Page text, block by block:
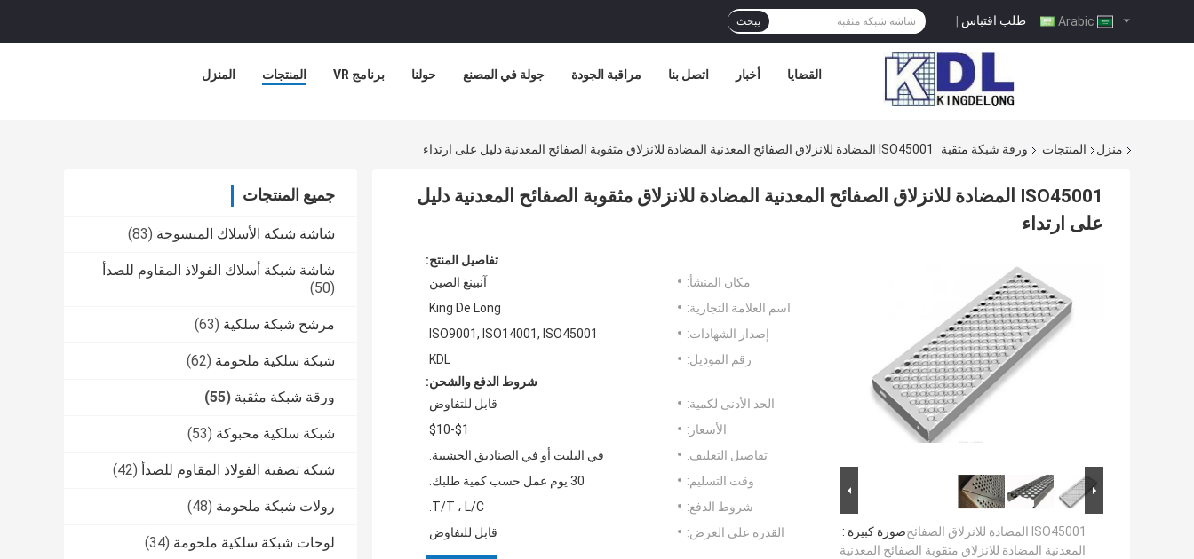
طلب اقتباس | يبحث
المنزل المنتجات برنامج VR حولنا جولة في المصنع مراقبة الجودة اتصل بنا أخبار القضايا
منزل المنتجات ورقة شبكة مثقبة ISO45001 المضادة للانزلاق الصفائح المعدنية المضادة للانزلاق مثقوبة الصفائح المعدنية دليل على ارتداء
جميع المنتجات
شاشة شبكة الأسلاك المنسوجة (83)
شاشة شبكة أسلاك الفولاذ المقاوم للصدأ
(50)
مرشح شبكة سلكية (63)
شبكة سلكية ملحومة (62)
ورقة شبكة مثقبة (55)
شبكة سلكية محبوكة (53)
شبكة تصفية الفولاذ المقاوم للصدأ (42)
رولات شبكة ملحومة (48)
لوحات شبكة سلكية ملحومة (34)
ISO45001 المضادة للانزلاق الصفائح المعدنية المضادة للانزلاق مثقوبة الصفائح المعدنية دليل
على ارتداء
صورة كبيرة :ISO45001 المضادة للانزلاق الصفائح
المعدنية المضادة للانزلاق مثقوبة الصفائح المعدنية
تفاصيل المنتج:
مكان المنشأ:
آنبينغ الصين
اسم العلامة التجارية:
King De Long
إصدار الشهادات:
ISO9001, ISO14001, ISO45001
رقم الموديل:
KDL
شروط الدفع والشحن:
الحد الأدنى لكمية:
قابل للتفاوض
الأسعار:
$1-$10
تفاصيل التغليف:
في البليت أو في الصناديق الخشبية.
وقت التسليم:
30 يوم عمل حسب كمية طلبك.
شروط الدفع:
T/T ، L/C.
القدرة على العرض:
قابل للتفاوض